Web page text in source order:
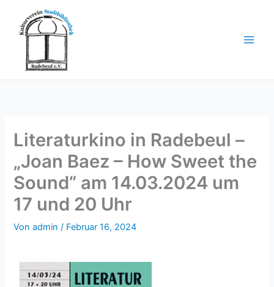
Inhalt
springen
Literaturkino in Radebeul –
„Joan Baez – How Sweet the
Sound“ am 14.03.2024 um
17 und 20 Uhr
Vonadmin/ Februar 16, 2024